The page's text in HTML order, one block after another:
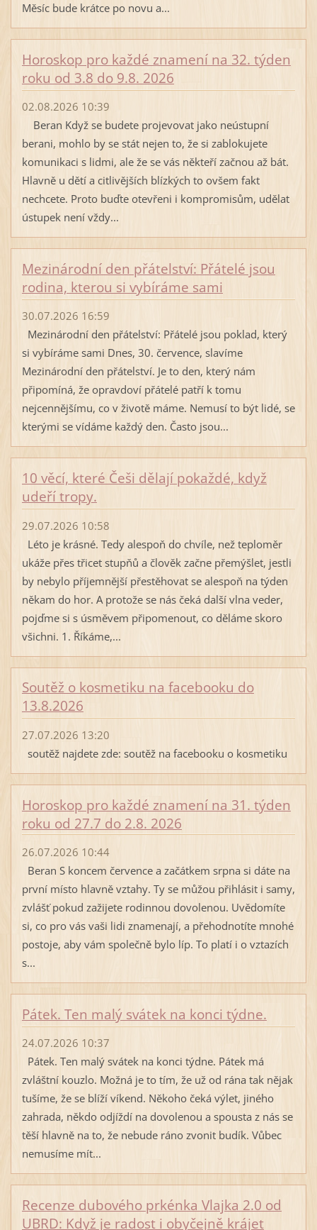
Měsíc bude krátce po novu a...
Horoskop pro každé znamení na 32. týden
roku od 3.8 do 9.8. 2026
02.08.2026 10:39
Beran Když se budete projevovat jako neústupní
berani, mohlo by se stát nejen to, že si zablokujete
komunikaci s lidmi, ale že se vás někteří začnou až bát.
Hlavně u dětí a citlivějších blízkých to ovšem fakt
nechcete. Proto buďte otevřeni i kompromisům, udělat
ústupek není vždy...
Mezinárodní den přátelství: Přátelé jsou
rodina, kterou si vybíráme sami
30.07.2026 16:59
Mezinárodní den přátelství: Přátelé jsou poklad, který
si vybíráme sami Dnes, 30. července, slavíme
Mezinárodní den přátelství. Je to den, který nám
připomíná, že opravdoví přátelé patří k tomu
nejcennějšímu, co v životě máme. Nemusí to být lidé, se
kterými se vídáme každý den. Často jsou...
10 věcí, které Češi dělají pokaždé, když
udeří tropy.
29.07.2026 10:58
Léto je krásné. Tedy alespoň do chvíle, než teploměr
ukáže přes třicet stupňů a člověk začne přemýšlet, jestli
by nebylo příjemnější přestěhovat se alespoň na týden
někam do hor. A protože se nás čeká další vlna veder,
pojďme si s úsměvem připomenout, co děláme skoro
všichni. 1. Říkáme,...
Soutěž o kosmetiku na facebooku do
13.8.2026
27.07.2026 13:20
soutěž najdete zde: soutěž na facebooku o kosmetiku
Horoskop pro každé znamení na 31. týden
roku od 27.7 do 2.8. 2026
26.07.2026 10:44
Beran S koncem července a začátkem srpna si dáte na
první místo hlavně vztahy. Ty se můžou přihlásit i samy,
zvlášť pokud zažijete rodinnou dovolenou. Uvědomíte
si, co pro vás vaši lidi znamenají, a přehodnotíte mnohé
postoje, aby vám společně bylo líp. To platí i o vztazích
s...
Pátek. Ten malý svátek na konci týdne.
24.07.2026 10:37
Pátek. Ten malý svátek na konci týdne. Pátek má
zvláštní kouzlo. Možná je to tím, že už od rána tak nějak
tušíme, že se blíží víkend. Někoho čeká výlet, jiného
zahrada, někdo odjíždí na dovolenou a spousta z nás se
těší hlavně na to, že nebude ráno zvonit budík. Vůbec
nemusíme mít...
Recenze dubového prkénka Vlajka 2.0 od
UBRD: Když je radost i obyčejně krájet